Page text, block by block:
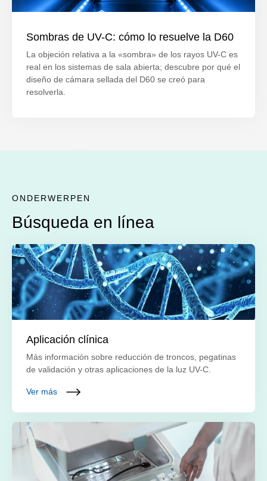
Sombras de UV-C: cómo lo resuelve la D60
La objeción relativa a la «sombra» de los rayos UV-C es
real en los sistemas de sala abierta; descubre por qué el
diseño de cámara sellada del D60 se creó para
resolverla.
ONDERWERPEN
Búsqueda en línea
Aplicación clínica
Más información sobre reducción de troncos, pegatinas
de validación y otras aplicaciones de la luz UV-C.
Ver más